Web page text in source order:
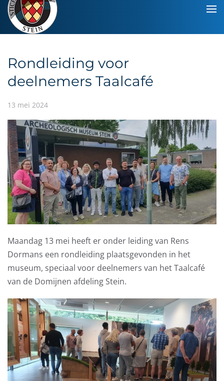
Rondleiding voor
deelnemers Taalcafé
13 mei 2024
Maandag 13 mei heeft er onder leiding van Rens
Dormans een rondleiding plaatsgevonden in het
museum, speciaal voor deelnemers van het Taalcafé
van de Domijnen afdeling Stein.